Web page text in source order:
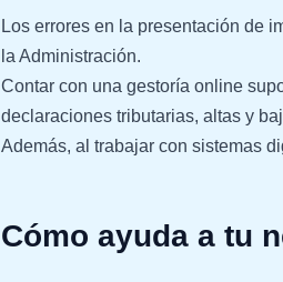
Los errores en la presentación de
la Administración.
Contar con una gestoría online
declaraciones tributarias, altas y
Además, al trabajar con sistemas
Cómo ayuda a tu